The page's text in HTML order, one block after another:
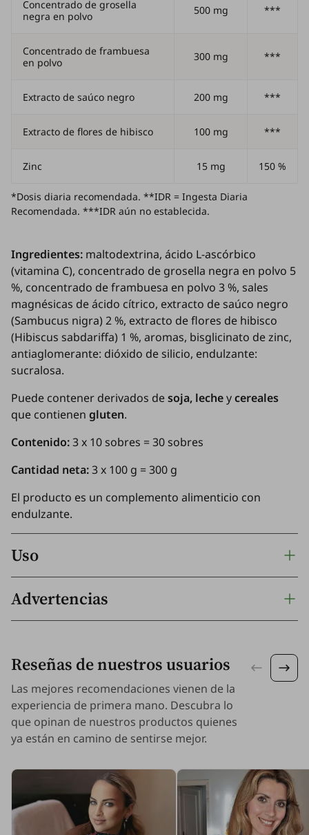
Concentrado de grosella
negra en polvo
500 mg ***
Concentrado de frambuesa
en polvo
300 mg ***
Extracto de saúco negro 200 mg ***
Extracto de flores de hibisco 100 mg ***
Zinc 15 mg 150 %
*Dosis diaria recomendada. **IDR = Ingesta Diaria
Recomendada. ***IDR aún no establecida.
Ingredientes: maltodextrina, ácido L-ascórbico
(vitamina C), concentrado de grosella negra en polvo 5
%, concentrado de frambuesa en polvo 3 %, sales
magnésicas de ácido cítrico, extracto de saúco negro
(Sambucus nigra) 2 %, extracto de flores de hibisco
(Hibiscus sabdariffa) 1 %, aromas, bisglicinato de zinc,
antiaglomerante: dióxido de silicio, endulzante:
sucralosa.
Puede contener derivados desoja, lecheycereales
que contienen gluten.
Contenido:3 x 10 sobres = 30 sobres
Cantidad neta:3 x 100 g = 300 g
El producto es un complemento alimenticio con
endulzante.
Uso
Advertencias
Reseñas de nuestros usuarios
Las mejores recomendaciones vienen de la
experiencia de primera mano. Descubra lo
que opinan de nuestros productos quienes
ya están en camino de sentirse mejor.